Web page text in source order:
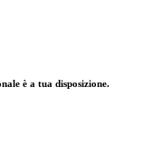
è a tua disposizione.